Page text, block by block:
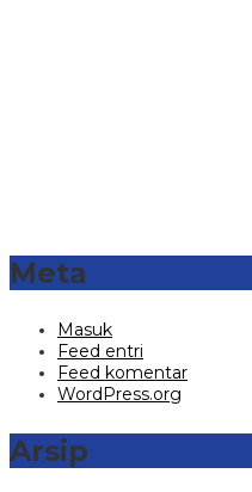
Meta
Masuk
Feed entri
Feed komentar
WordPress.org
Arsip